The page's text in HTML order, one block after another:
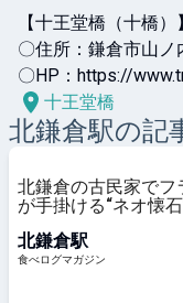
【十王堂橋（十橋）】
〇住所：鎌倉市山ノ
〇HP：https://
十王堂橋
北鎌倉駅の記
北鎌倉の古民家でフ
が手掛ける“ネオ懐
北鎌倉駅
食べログマガジン